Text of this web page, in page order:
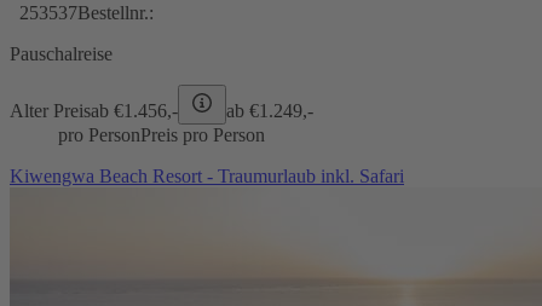
253537Bestellnr.:
Pauschalreise
Alter Preisab €1.456,- ab €1.249,-
pro PersonPreis pro Person
Kiwengwa Beach Resort - Traumurlaub inkl. Safari